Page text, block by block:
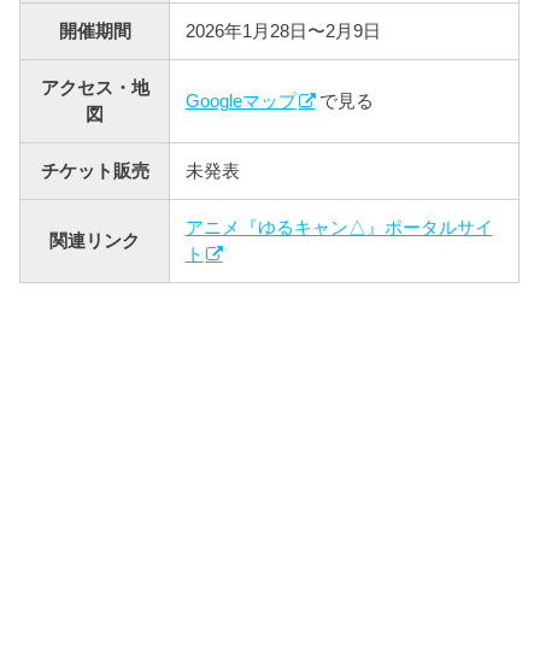
開催期間 2026年1月28日〜2月9日
アクセス・地
図
Googleマップ で見る
チケット販売 未発表
関連リンク
アニメ『ゆるキャン△』ポータルサイ
ト